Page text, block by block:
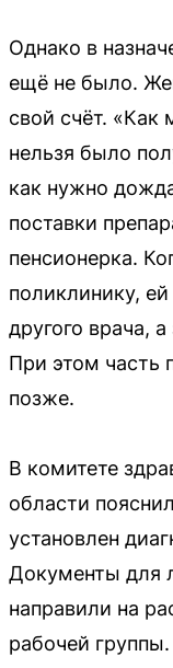
Однако в
ещё не было.
свой счёт. «Как
нельзя было
как нужно
поставки
пенсионерка.
поликлинику,
другого врача,
При этом часть
позже.
В комитете
области
установлен
Документы для
направили на
рабочей